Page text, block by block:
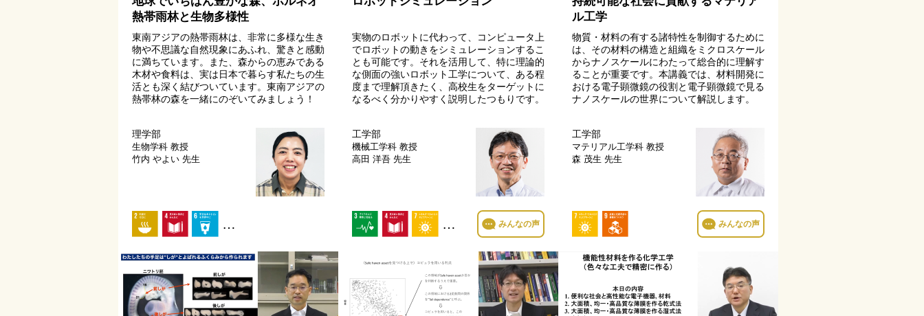
熱帯雨林と生物多様性
東南アジアの熱帯雨林は、非常に多様な生き
物や不思議な自然現象にあふれ、驚きと感動
に満ちています。また、森からの恵みである
木材や食料は、実は日本で暮らす私たちの生
活とも深く結びついています。東南アジアの
熱帯林の森を一緒にのぞいてみましょう！
理学部
生物学科 教授
竹内 やよい 先生
…
実物のロボットに代わって、コンピュータ上
でロボットの動きをシミュレーションするこ
とも可能です。それを活用して、特に理論的
な側面の強いロボット工学について、ある程
度まで理解頂きたく、高校生をターゲットに
なるべく分かりやすく説明したつもりです。
工学部
機械工学科 教授
高田 洋吾 先生
… みんなの声
ル工学
物質・材料の有する諸特性を制御するために
は、その材料の構造と組織をミクロスケール
からナノスケールにわたって総合的に理解す
ることが重要です。本講義では、材料開発に
おける電子顕微鏡の役割と電子顕微鏡で見る
ナノスケールの世界について解説します。
工学部
マテリアル工学科 教授
森 茂生 先生
みんなの声